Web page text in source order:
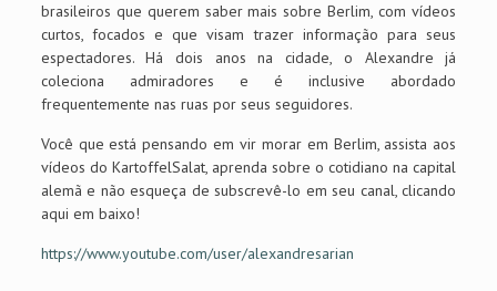
brasileiros que querem saber mais sobre Berlim, com vídeos
curtos, focados e que visam trazer informação para seus
espectadores. Há dois anos na cidade, o Alexandre já
coleciona admiradores e é inclusive abordado
frequentemente nas ruas por seus seguidores.
Você que está pensando em vir morar em Berlim, assista aos
vídeos do KartoffelSalat, aprenda sobre o cotidiano na capital
alemã e não esqueça de subscrevê-lo em seu canal, clicando
aqui em baixo!
https://www.youtube.com/user/alexandresarian